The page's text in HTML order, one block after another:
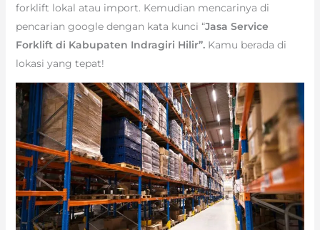
forklift lokal atau import. Kemudian mencarinya di
pencarian google dengan kata kunci “Jasa Service
Forklift di Kabupaten Indragiri Hilir”. Kamu berada di
lokasi yang tepat!